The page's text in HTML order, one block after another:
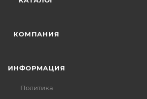
КОМПАНИЯ
ИНФОРМАЦИЯ
Политика